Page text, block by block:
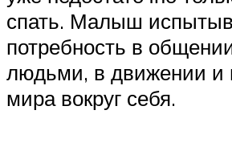
спать. Малыш
потребность в
людьми, в движении и
мира вокруг себя.